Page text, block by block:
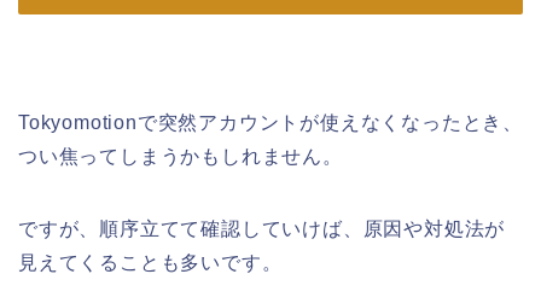
Tokyomotionで突然アカウントが使えなくなったとき、
つい焦ってしまうかもしれません。
ですが、順序立てて確認していけば、原因や対処法が
見えてくることも多いです。